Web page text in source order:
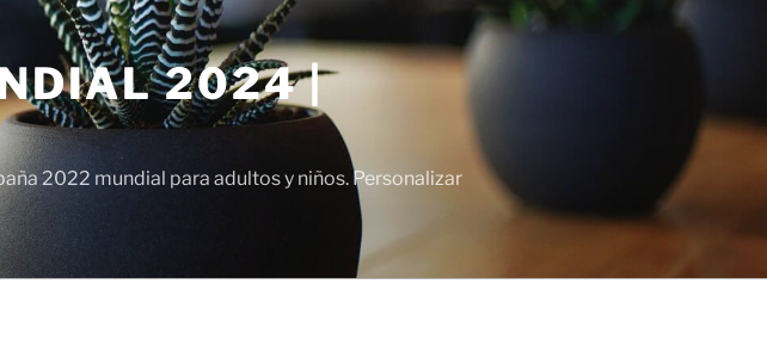
2024 |
2022 mundial para adultos y niños. Personalizar